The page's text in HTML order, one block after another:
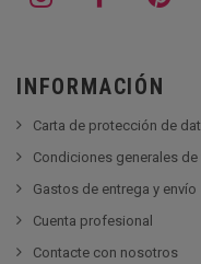
INFORMACIÓN
Carta de protección de
Condiciones generales de
Gastos de entrega y envío
Cuenta profesional
Contacte con nosotros